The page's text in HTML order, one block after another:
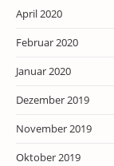
April 2020
Februar 2020
Januar 2020
Dezember 2019
November 2019
Oktober 2019